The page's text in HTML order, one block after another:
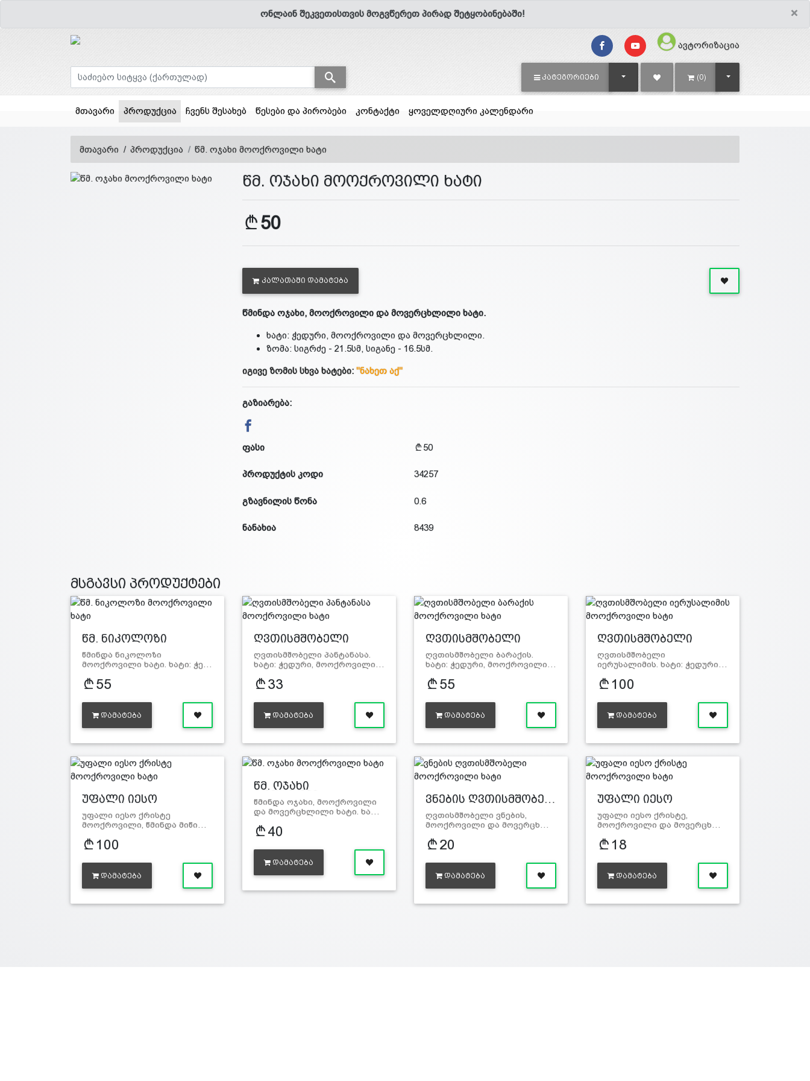
×
ონლაინ შეკვეთისთვის მოგვწერეთ პირად შეტყობინებაში!
ავტორიზაცია
ᲙᲐᲢᲔᲒᲝᲠᲘᲔᲑᲘ TOGGLE DROPDOWN(0) TOGGLE DROPDOWN
მთავარი პროდუქცია(current)
ჩვენს შესახებ წესები და პირობები კონტაქტი ყოველდღიური კალენდარი
მთავარი პროდუქცია წმ. ოჯახი მოოქროვილი ხატი
წმ. ოჯახი მოოქროვილი ხატი
50
ᲙᲐᲚᲐᲗᲐᲨᲘ ᲓᲐᲛᲐᲢᲔᲑᲐ
წმინდა ოჯახი, მოოქროვილი და მოვერცხლილი ხატი.
ხატი: ჭედური, მოოქროვილი და მოვერცხლილი.
ზომა: სიგრძე - 21.5სმ, სიგანე - 16.5სმ.
იგივე ზომის სხვა ხატები: "ნახეთ აქ"
გაზიარება:
ფასი 50
პროდუქტის კოდი 34257
გზავნილის წონა 0.6
ნანახია 8439
მსგავსი პროდუქტები
წმ. ნიკოლოზი
წმინდა ნიკოლოზი
მოოქროვილი ხატი. ხატი: ჭე…
55
ᲓᲐᲛᲐᲢᲔᲑᲐ
ღვთისმშობელი
ღვთისმშობელი პანტანასა.
ხატი: ჭედური, მოოქროვილი…
33
ᲓᲐᲛᲐᲢᲔᲑᲐ
ღვთისმშობელი
ღვთისმშობელი ბარაქის.
ხატი: ჭედური, მოოქროვილი…
55
ᲓᲐᲛᲐᲢᲔᲑᲐ
ღვთისმშობელი
ღვთისმშობელი
იერუსალიმის. ხატი: ჭედური…
100
ᲓᲐᲛᲐᲢᲔᲑᲐ
უფალი იესო
უფალი იესო ქრისტე
მოოქროვილი, წმინდა მიწი…
100
ᲓᲐᲛᲐᲢᲔᲑᲐ
წმ. ოჯახი
წმინდა ოჯახი, მოოქროვილი
და მოვერცხლილი ხატი. ხა…
40
ᲓᲐᲛᲐᲢᲔᲑᲐ
ვნების ღვთისმშობე…
ღვთისმშობელი ვნების,
მოოქროვილი და მოვერცხ…
20
ᲓᲐᲛᲐᲢᲔᲑᲐ
უფალი იესო
უფალი იესო ქრისტე,
მოოქროვილი და მოვერცხ…
18
ᲓᲐᲛᲐᲢᲔᲑᲐ